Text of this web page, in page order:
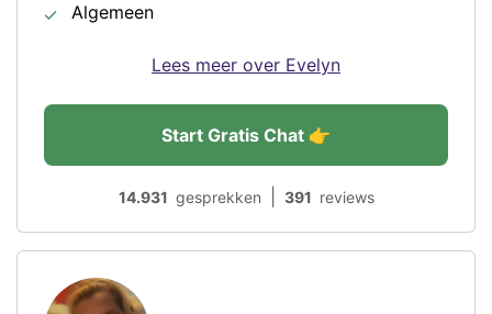
Algemeen
391 reviews
14.931 gesprekken
Start Gratis Chat 👉
Lees meer over Evelyn